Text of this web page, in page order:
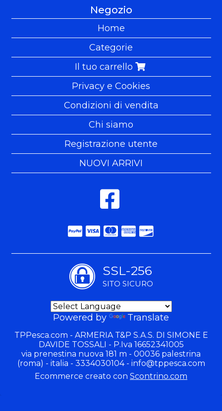
Negozio
Home
Categorie
Il tuo carrello
Privacy e Cookies
Condizioni di vendita
Chi siamo
Registrazione utente
NUOVI ARRIVI
SSL-256
SITO SICURO
Powered by Translate
TPPesca.com - ARMERIA T&P S.A.S. DI SIMONE E
DAVIDE TOSSALI - P.Iva 16652341005
via prenestina nuova 181 m - 00036 palestrina
(roma) - italia - 3334030104 - info@tppesca.com
Ecommerce creato con Scontrino.com